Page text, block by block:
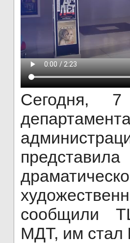
Сегодня, 7
сообщили
МДТ, им стал